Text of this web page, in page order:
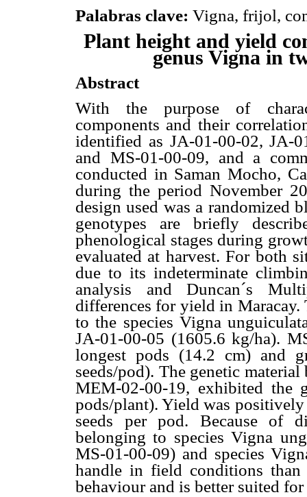
Palabras clave: Vigna, frijol,
Plant height and yield
genus Vigna in
Abstract
With the purpose of
components and their
identified as JA-01-00-02, JA-
and MS-01-00-09, and a
conducted in Saman Mocho,
during the period November
design used was a randomized
genotypes are briefly
phenological stages during
evaluated at harvest. For both
due to its indeterminate
analysis and Duncan´s
differences for yield in
to the species Vigna
JA-01-00-05 (1605.6 kg/ha).
longest pods (14.2 cm) and
seeds/pod). The genetic
MEM-02-00-19, exhibited the
pods/plant). Yield was
seeds per pod. Because of
belonging to species Vigna
MS-01-00-09) and species
handle in field conditions
behaviour and is better suited